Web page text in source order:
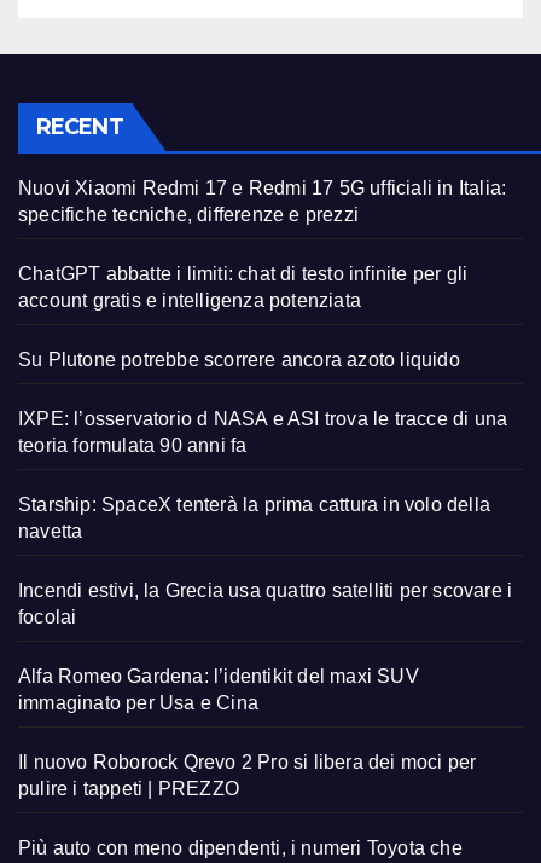
RECENT
Nuovi Xiaomi Redmi 17 e Redmi 17 5G ufficiali in Italia:
specifiche tecniche, differenze e prezzi
ChatGPT abbatte i limiti: chat di testo infinite per gli
account gratis e intelligenza potenziata
Su Plutone potrebbe scorrere ancora azoto liquido
IXPE: l’osservatorio d NASA e ASI trova le tracce di una
teoria formulata 90 anni fa
Starship: SpaceX tenterà la prima cattura in volo della
navetta
Incendi estivi, la Grecia usa quattro satelliti per scovare i
focolai
Alfa Romeo Gardena: l’identikit del maxi SUV
immaginato per Usa e Cina
Il nuovo Roborock Qrevo 2 Pro si libera dei moci per
pulire i tappeti | PREZZO
Più auto con meno dipendenti, i numeri Toyota che